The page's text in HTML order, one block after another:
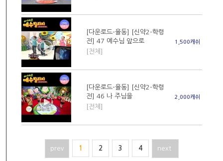
[다운로드-율동] [신약2-학령
전] 47 예수님 앞으로
[전체]
1,500캐쉬
[다운로드-율동] [신약2-학령
전] 46 나 주님을
[전체]
2,000캐쉬
prev 1 2 3 4 next